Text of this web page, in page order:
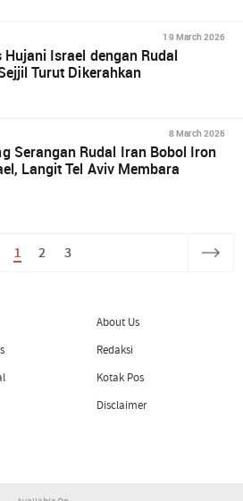
19 March 2026
Hujani Israel dengan Rudal
Turut Dikerahkan
8 March 2026
Serangan Rudal Iran Bobol Iron
Langit Tel Aviv Membara
1 2 3
About Us
Redaksi
Kotak Pos
Disclaimer